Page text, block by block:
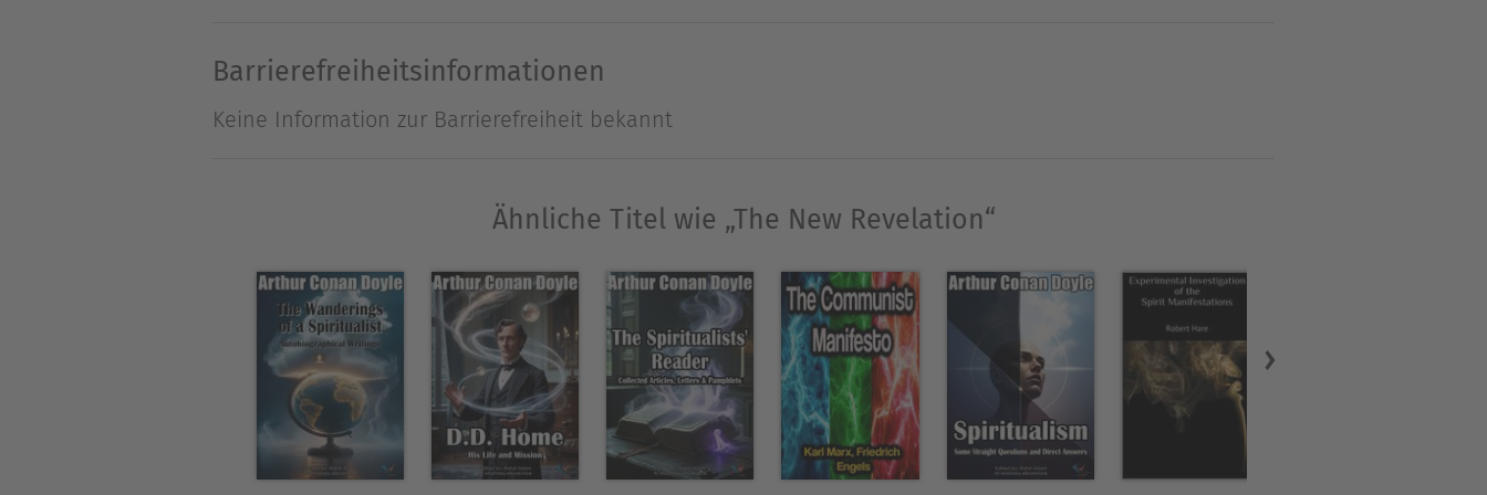
on Christian doctrine, suggesting spiritualism complements and revives true religion by providing direct
for grief. The New Revelation emphasizes the solace this discovery brings to those who lost loved ones in
foundation for his later spiritualist campaigns. It's a concise, enthusiastic manifesto heralding a dawning
era where, as he saw it, faith and science join hands to unveil the continuity of life beyond the veil.
Über Arthur Conan Doyle
Arthur Conan Doyle wurde 1859 im schottischen Edinburgh geboren. Er studierte Medizin und arbeitete bis
1891 als Arzt. Danach widmete er sich dem Schreiben. Die Geschichten um Sherlock Holmes wurden in
über fünfzig Sprachen übersetzt und als Filme, Theaterstücke, Hörspiele und sogar im Ballett verarbeitet.
Doyle hat aber auch Science Fiction und Gedichtbände verfasst. Er starb 1930 in seinem Haus in Sussex.
Barrierefreiheitsinformationen
Keine Information zur Barrierefreiheit bekannt
Ähnliche Titel wie „The New Revelation“